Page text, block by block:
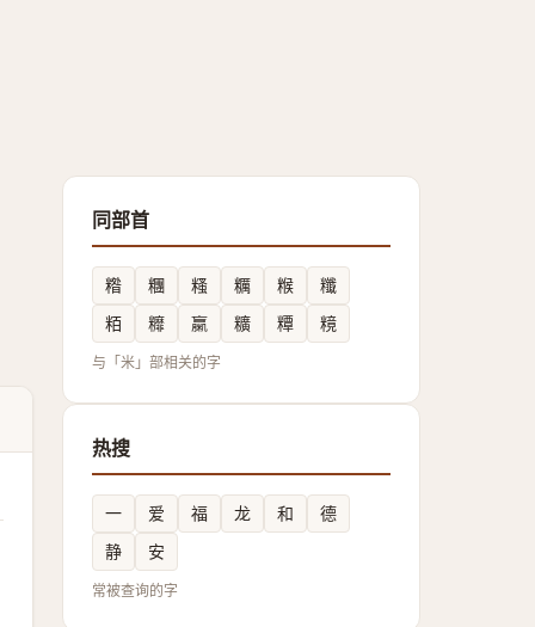
同部首
糌 糰 糔 糲 糇
䊱
粨
䊳 䊨 䊯 䊤 糡
与「米」部相关的字
热搜
一 爱 福 龙 和
德
静
安
常被查询的字